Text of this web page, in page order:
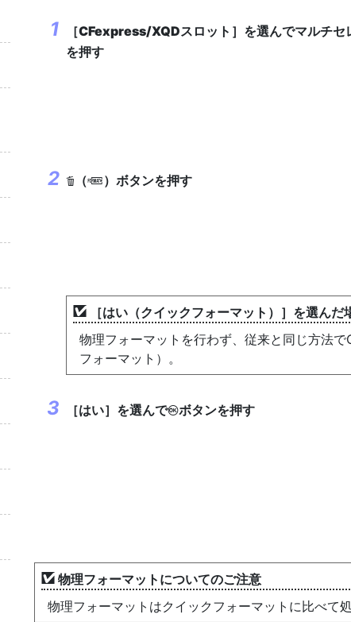
［CFexpress/XQDスロット ］を選んでマルチセ
を押す
O （Q）ボタンを押す
［はい（クイックフォーマット） ］を選んだ
物理フォーマットを行わず、従来と同じ方法
フォーマット）。
［はい］を選んでJボタンを押す
物理フォーマットについてのご注意
物理フォーマットはクイックフォーマットに比べて